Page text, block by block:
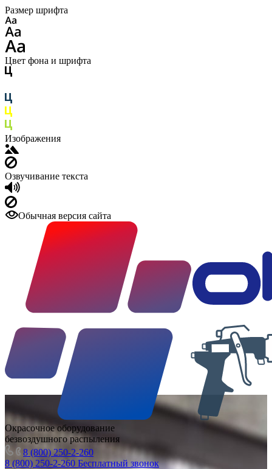
Размер шрифта
Цвет фона и шрифта
Изображения
Озвучивание текста
Обычная версия сайта
Окрасочное оборудование
безвоздушного распыления
8 (800) 250-2-260
8 (800) 250-2-260 Бесплатный звонок